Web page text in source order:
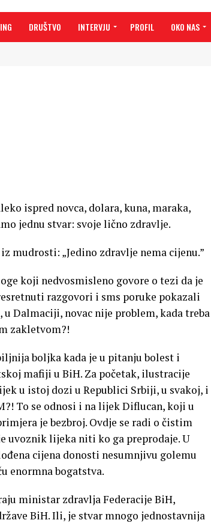
DRUŠTVO INTERVJU PROFIL OKO NAS
ispred novca, dolara, kuna, maraka,
jednu stvar: svoje lično zdravlje.
mudrosti: „Jedino zdravlje nema cijenu.”
koji nedvosmisleno govore o tezi da je
razgovori i sms poruke pokazali
Dalmaciji, novac nije problem, kada treba
zakletvom?!
boljka kada je u pitanju bolest i
mafiji u BiH. Za početak, ilustracije
u istoj dozi u Republici Srbiji, u svakoj, i
To se odnosi i na lijek Diflucan, koji u
je bezbroj. Ovdje se radi o čistim
uvoznik lijeka niti ko ga preprodaje. U
cijena donosti nesumnjivu golemu
enormna bogatstva.
ministar zdravlja Federacije BiH,
BiH. Ili, je stvar mnogo jednostavnija